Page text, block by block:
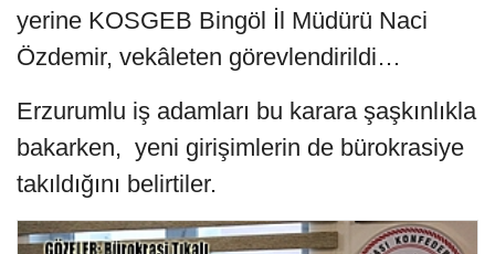
yerine KOSGEB Bingöl İl Müdürü Naci
Özdemir, vekâleten görevlendirildi…
Erzurumlu iş adamları bu karara şaşkınlıkla
bakarken, yeni girişimlerin de bürokrasiye
takıldığını belirtiler.